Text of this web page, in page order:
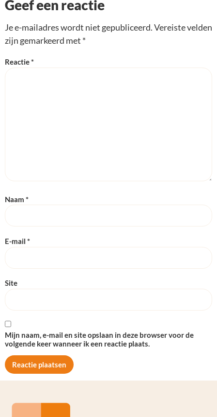
Geef een reactie
Je e-mailadres wordt niet gepubliceerd.Vereiste velden
zijn gemarkeerd met *
Reactie*
Naam *
E-mail *
Site
Mijn naam, e-mail en site opslaan in deze browser voor de
volgende keer wanneer ik een reactie plaats.